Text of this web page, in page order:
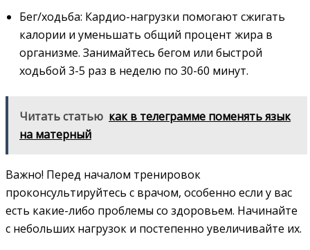
Бег/ходьба: Кардио-нагрузки помогают сжигать
калории и уменьшать общий процент жира в
организме. Занимайтесь бегом или быстрой
ходьбой 3-5 раз в неделю по 30-60 минут.
Читать статью как в телеграмме поменять язык
на матерный
Важно! Перед началом тренировок
проконсультируйтесь с врачом, особенно если у вас
есть какие-либо проблемы со здоровьем. Начинайте
с небольших нагрузок и постепенно увеличивайте их.